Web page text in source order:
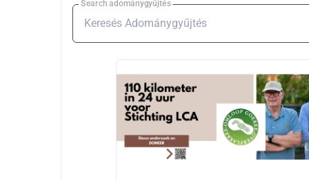
Search adománygyűjtés